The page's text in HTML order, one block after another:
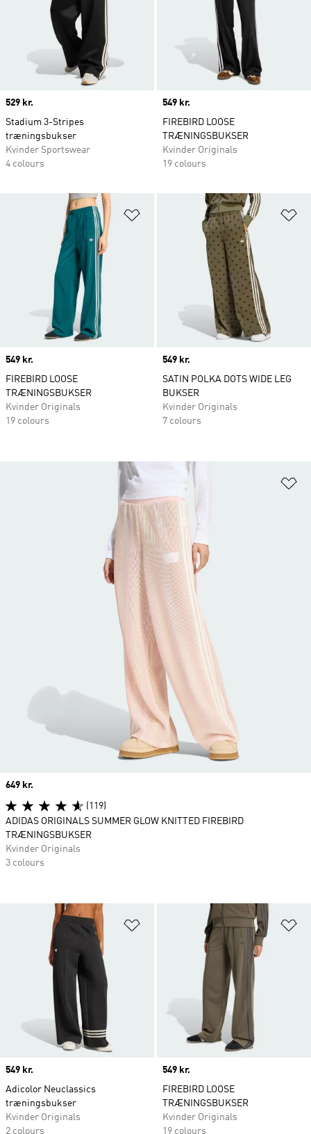
Price
529 kr.
Stadium 3-Stripes
træningsbukser
Kvinder Sportswear
4 colours
Price
549 kr.
FIREBIRD LOOSE
TRÆNINGSBUKSER
Kvinder Originals
19 colours
Føj til ønskeliste
Price
549 kr.
FIREBIRD LOOSE
TRÆNINGSBUKSER
Kvinder Originals
19 colours
Price
549 kr.
SATIN POLKA DOTS WIDE LEG
BUKSER
Kvinder Originals
7 colours
Føj til ønskeliste
Price
549 kr.
Adicolor Neuclassics
træningsbukser
Kvinder Originals
2 colours
Price
549 kr.
FIREBIRD LOOSE
TRÆNINGSBUKSER
Kvinder Originals
19 colours
Price
649 kr.
(119)
ADIDAS ORIGINALS SUMMER GLOW KNITTED FIREBIRD
TRÆNINGSBUKSER
Kvinder Originals
3 colours